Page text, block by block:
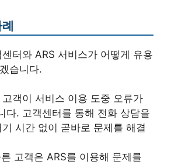
터와 ARS 서비스가 어떻게 유용
습니다.
고객이 서비스 이용 도중 오류가
다. 고객센터를 통해 전화 상담을
시간 없이 곧바로 문제를 해결
고객은 ARS를 이용해 문제를